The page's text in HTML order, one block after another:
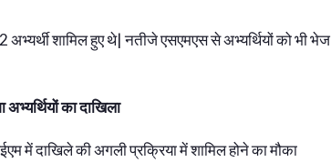
शामिल हुए थे| नतीजे एसएमएस से अभ्यर्थियों को भी भेज
का दाखिला
में दाखिले की अगली प्रक्रिया में शामिल होने का मौका